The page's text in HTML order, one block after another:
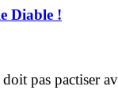
Diable !